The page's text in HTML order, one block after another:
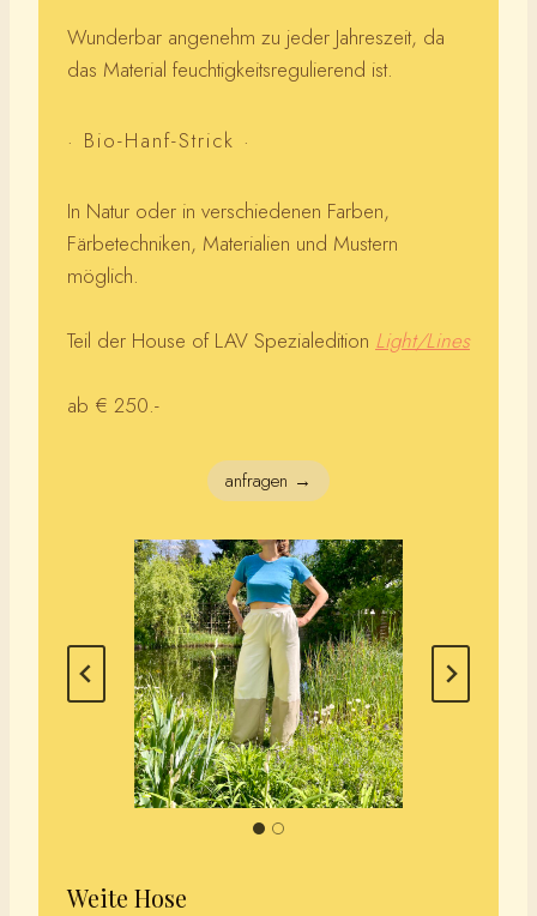
Wunderbar angenehm zu jeder Jahreszeit, da
das Material feuchtigkeitsregulierend ist.
· Bio-Hanf-Strick ·
In Natur oder in verschiedenen Farben,
Färbetechniken, Materialien und Mustern
möglich.
Teil der House of LAV Spezialedition Light/Lines
ab € 250.-
anfragen →
Weite Hose